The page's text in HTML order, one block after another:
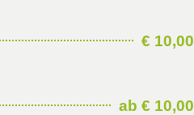
€ 10,00
ab € 10,00